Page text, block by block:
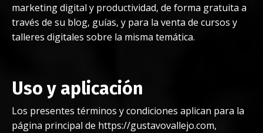
marketing digital y productividad, de forma gratuita a
través de su blog, guías, y para la venta de cursos y
talleres digitales sobre la misma temática.
Uso y aplicación
Los presentes términos y condiciones aplican para la
página principal de https://gustavovallejo.com,